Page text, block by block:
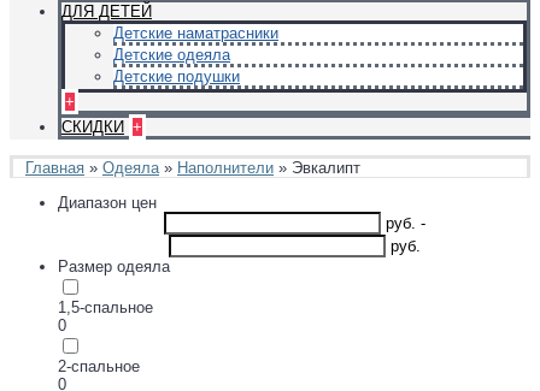
ДЛЯ ДЕТЕЙ
Детские наматрасники
Детские одеяла
Детские подушки
+
СКИДКИ +
Главная » Одеяла» Наполнители » Эвкалипт
Диапазон цен
руб. -
руб.
Размер одеяла
1,5-спальное
0
2-спальное
0